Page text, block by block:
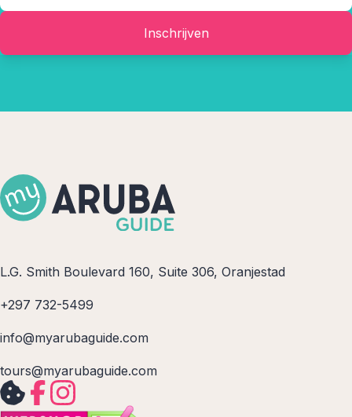
Inschrijven
L.G. Smith Boulevard 160, Suite 306, Oranjestad
+297 732-5499
info@myarubaguide.com
tours@myarubaguide.com